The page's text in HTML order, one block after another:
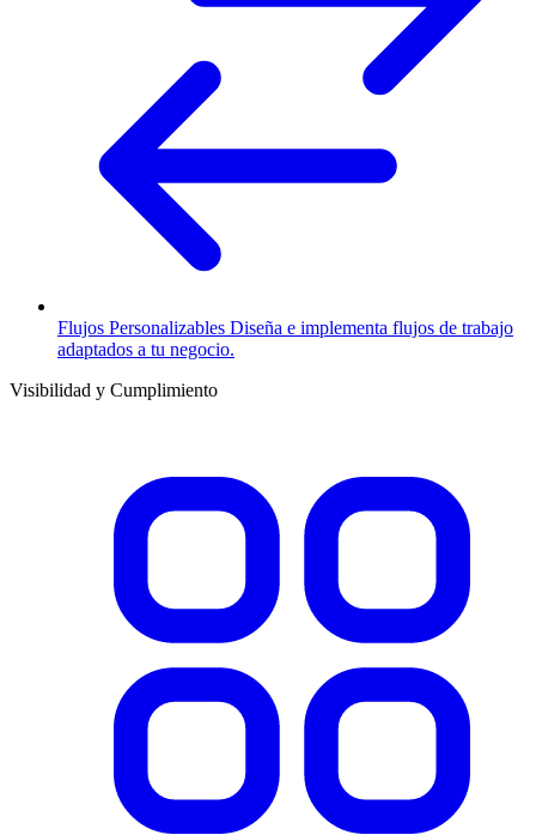
Flujos Personalizables Diseña e implementa flujos de trabajo
adaptados a tu negocio.
Visibilidad y Cumplimiento